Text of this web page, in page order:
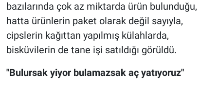
bazılarında çok az miktarda ürün bulunduğu,
hatta ürünlerin paket olarak değil sayıyla,
cipslerin kağıttan yapılmış külahlarda,
bisküvilerin de tane işi satıldığı görüldü.
"Bulursak yiyor bulamazsak aç yatıyoruz"